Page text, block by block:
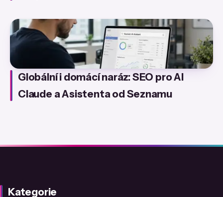
Globální i domácí naráz: SEO pro AI
Claude a Asistenta od Seznamu
Kategorie